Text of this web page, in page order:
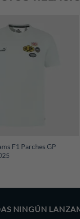
F1 Parches GP
NINGÚN